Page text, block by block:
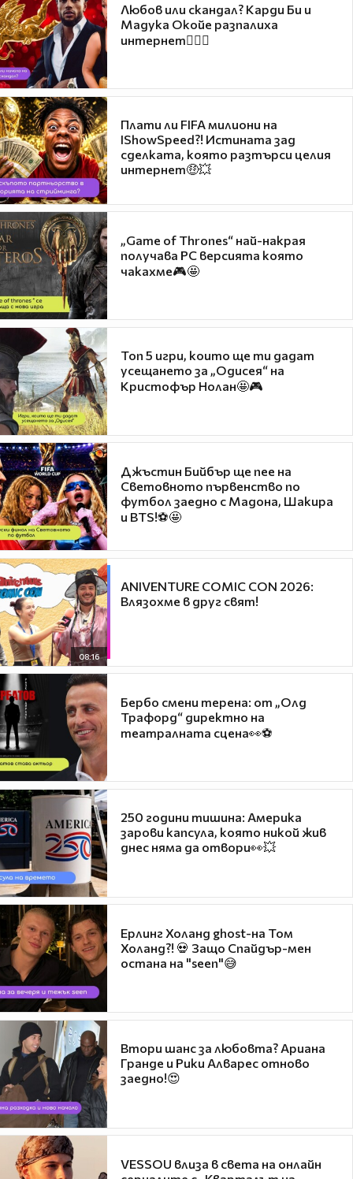
Любов или скандал? Карди Би и
Мадука Окойе разпалиха
интернет❤️‍🔥🔥
Плати ли FIFA милиони на
IShowSpeed?! Истината зад
сделката, която разтърси целия
интернет🤑💥
„Game of Thrones“ най-накрая
получава PC версията която
чакахме🎮🤩
Топ 5 игри, които ще ти дадат
усещането за „Одисея“ на
Кристофър Нолан🤩🎮
Джъстин Бийбър ще пее на
Световното първенство по
футбол заедно с Мадона, Шакира
и BTS!⚽🤩
08:16
ANIVENTURE COMIC CON 2026:
Влязохме в друг свят!
Бербо смени терена: от „Олд
Трафорд“ директно на
театралната сцена👀⚽
250 години тишина: Америка
зарови капсула, която никой жив
днес няма да отвори👀💥
Ерлинг Холанд ghost-на Том
Холанд?! 💀 Защо Спайдър-мен
остана на "seen"😅
Втори шанс за любовта? Ариана
Гранде и Рики Алварес отново
заедно!😍
VESSOU влиза в света на онлайн